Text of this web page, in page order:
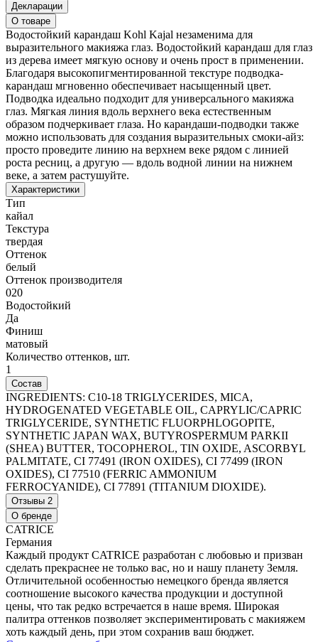
Декларации
О товаре
Водостойкий карандаш Kohl Kajal незаменима для
выразительного макияжа глаз. Водостойкий карандаш для глаз
из дерева имеет мягкую основу и очень прост в применении.
Благодаря высокопигментированной текстуре подводка-
карандаш мгновенно обеспечивает насыщенный цвет.
Подводка идеально подходит для универсального макияжа
глаз. Мягкая линия вдоль верхнего века естественным
образом подчеркивает глаза. Но карандаши-подводки также
можно использовать для создания выразительных смоки-айз:
просто проведите линию на верхнем веке рядом с линией
роста ресниц, а другую — вдоль водной линии на нижнем
веке, а затем растушуйте.
Характеристики
Тип
кайал
Текстура
твердая
Оттенок
белый
Оттенок производителя
020
Водостойкий
Да
Финиш
матовый
Количество оттенков, шт.
1
Состав
INGREDIENTS: C10-18 TRIGLYCERIDES, MICA,
HYDROGENATED VEGETABLE OIL, CAPRYLIC/CAPRIC
TRIGLYCERIDE, SYNTHETIC FLUORPHLOGOPITE,
SYNTHETIC JAPAN WAX, BUTYROSPERMUM PARKII
(SHEA) BUTTER, TOCOPHEROL, TIN OXIDE, ASCORBYL
PALMITATE, CI 77491 (IRON OXIDES), CI 77499 (IRON
OXIDES), CI 77510 (FERRIC AMMONIUM
FERROCYANIDE), CI 77891 (TITANIUM DIOXIDE).
Отзывы 2
О бренде
CATRICE
Германия
Каждый продукт CATRICE разработан с любовью и призван
сделать прекраснее не только вас, но и нашу планету Земля.
Отличительной особенностью немецкого бренда является
соотношение высокого качества продукции и доступной
цены, что так редко встречается в наше время. Широкая
палитра оттенков позволяет экспериментировать с макияжем
хоть каждый день, при этом сохранив ваш бюджет.